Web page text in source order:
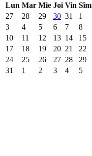
Lun Mar Mie Joi Vin Sîm
27
28 29 30 31 1
3
4 5 6 7 8
10
11 12 13 14 15
17
18 19 20 21 22
24
25 26 27 28 29
31
1 2 3 4 5